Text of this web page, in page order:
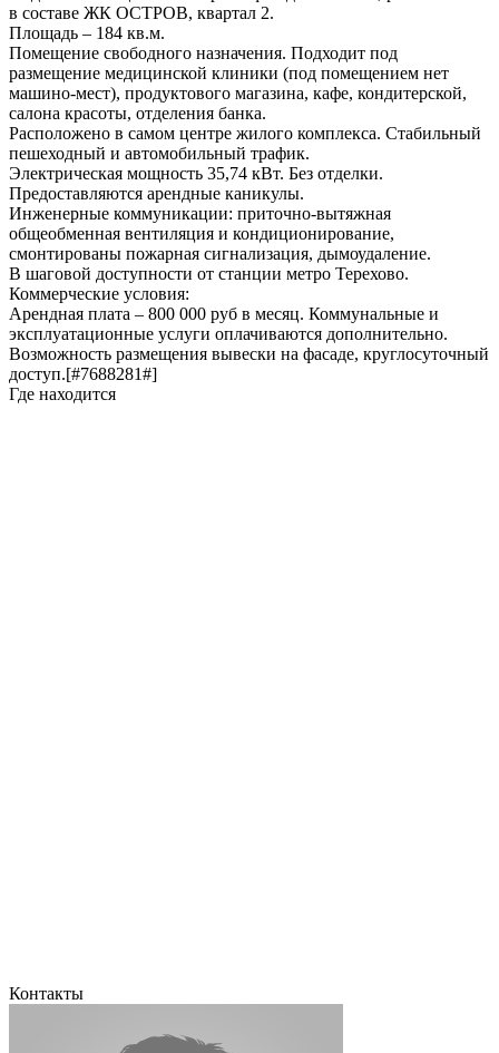
в составе ЖК ОСТРОВ, квартал 2.
Площадь – 184 кв.м.
Помещение свободного назначения. Подходит под
размещение медицинской клиники (под помещением нет
машино-мест), продуктового магазина, кафе, кондитерской,
салона красоты, отделения банка.
Расположено в самом центре жилого комплекса. Стабильный
пешеходный и автомобильный трафик.
Электрическая мощность 35,74 кВт. Без отделки.
Предоставляются арендные каникулы.
Инженерные коммуникации: приточно-вытяжная
общеобменная вентиляция и кондиционирование,
смонтированы пожарная сигнализация, дымоудаление.
В шаговой доступности от станции метро Терехово.
Коммерческие условия:
Арендная плата – 800 000 руб в месяц. Коммунальные и
эксплуатационные услуги оплачиваются дополнительно.
Возможность размещения вывески на фасаде, круглосуточный
доступ.[#7688281#]
Где находится
Контакты